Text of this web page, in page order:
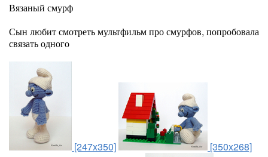
Вязаный смурф
Сын любит смотреть мультфильм про смурфов, попробовала
связать одного
[247x350] [350x268]